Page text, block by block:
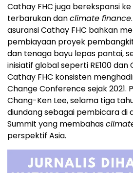
Cathay FHC juga berekspansi
terbarukan danclimate finance
asuransi Cathay FHC bahkan
pembiayaan proyek
dan tenaga bayu lepas pantai,
inisiatif global seperti RE100 dan
Cathay FHC konsisten
Change Conference sejak 2021.
Chang-Ken Lee, selama tiga
diundang sebagai pembicara di
Summit yang membahas
perspektif Asia.